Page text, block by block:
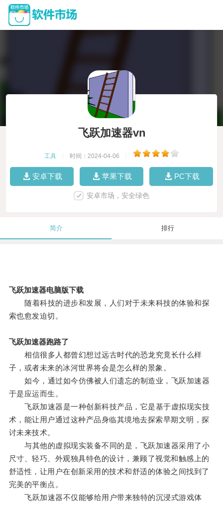
飞跃加速器vn
工具 时间：2024-04-06
安卓下载 苹果下载 PC下载
安卓市场，安全绿色
简介 排行
飞跃加速器电脑版下载
随着科技的进步和发展，人们对于未来科技的体验和探
索也愈发迫切。
飞跃加速器跑路了
相信很多人都曾幻想过远古时代的恐龙究竟长什么样
子，或者未来的冰河世界将会是怎么样的景象。
如今，通过如今仿佛被人们遗忘的制造业，飞跃加速器
于是应运而生。
飞跃加速器是一种创新科技产品，它是基于虚拟现实技
术，能让用户通过这种产品身临其境地去探索早期文明，探
讨未来技术。
与其他的虚拟现实装备不同的是，飞跃加速器采用了小
尺寸、轻巧、外观独具特色的设计，兼顾了视觉和触感上的
舒适性，让用户在创新采用的技术和舒适的体验之间找到了
完美的平衡点。
飞跃加速器不仅能够给用户带来独特的沉浸式游戏体